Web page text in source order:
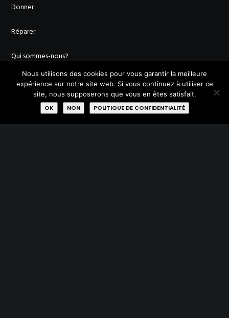
Donner
Réparer
Qui sommes-nous?
Missions
Nous utilisons des cookies pour vous garantir la meilleure
expérience sur notre site web. Si vous continuez à utiliser ce
site, nous supposerons que vous en êtes satisfait.
OK
NON POLITIQUE DE CONFIDENTIALITÉ